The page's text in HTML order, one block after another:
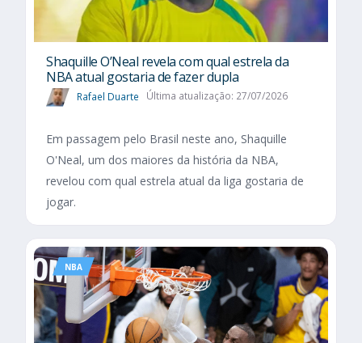
Shaquille O’Neal revela com qual estrela da
NBA atual gostaria de fazer dupla
Rafael Duarte Última atualização: 27/07/2026
Em passagem pelo Brasil neste ano, Shaquille
O'Neal, um dos maiores da história da NBA,
revelou com qual estrela atual da liga gostaria de
jogar.
NBA